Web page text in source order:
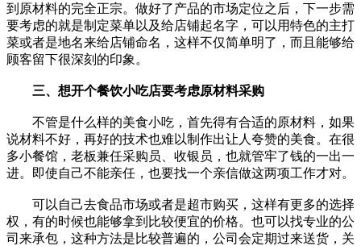
到原材料的完全正宗。做好了产品的市场定位之后，下一步需
要考虑的就是制定菜单以及给店铺起名字，可以用特色的主打
菜或者是地名来给店铺命名，这样不仅简单明了，而且能够给
顾客留下很深刻的印象。
三、想开个餐饮小吃店要考虑原材料采购
不管是什么样的美食小吃，首先得有合适的原材料，如果
说材料不好，再好的技术也难以制作出让人夸赞的美食。在很
多小餐馆，老板兼任采购员、收银员，也就管牢了钱的一出一
进。即使自己不能亲任，也要找一个亲信做这两项工作才对。
可以自己去食品市场或者是超市购买，这样有更多的选择
权，有的时候也能够拿到比较便宜的价格。也可以找专业的公
司来承包，这种方法是比较普遍的，公司会定期过来送货，关